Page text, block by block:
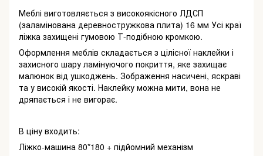
Меблі виготовляється з високоякісного ЛДСП
(заламінована деревностружкова плита) 16 мм Усі краї
ліжка захищені гумовою Т-подібною кромкою.
Оформлення меблів складається з цілісної наклейки і
захисного шару ламінуючого покриття, яке захищає
малюнок від ушкоджень. Зображення насичені, яскраві
та у високій якості. Наклейку можна мити, вона не
дряпається і не вигорає.
В ціну входить:
Ліжко-машина 80*180 + підйомний механізм